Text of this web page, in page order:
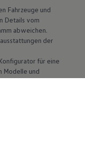
Fahrzeuge und
Details vom
abweichen.
der
für eine
Modelle und